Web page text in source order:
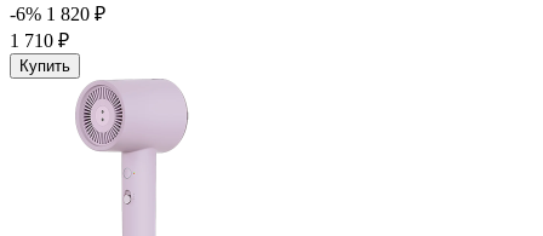
-6% 1 820 ₽
1 710 ₽
Купить